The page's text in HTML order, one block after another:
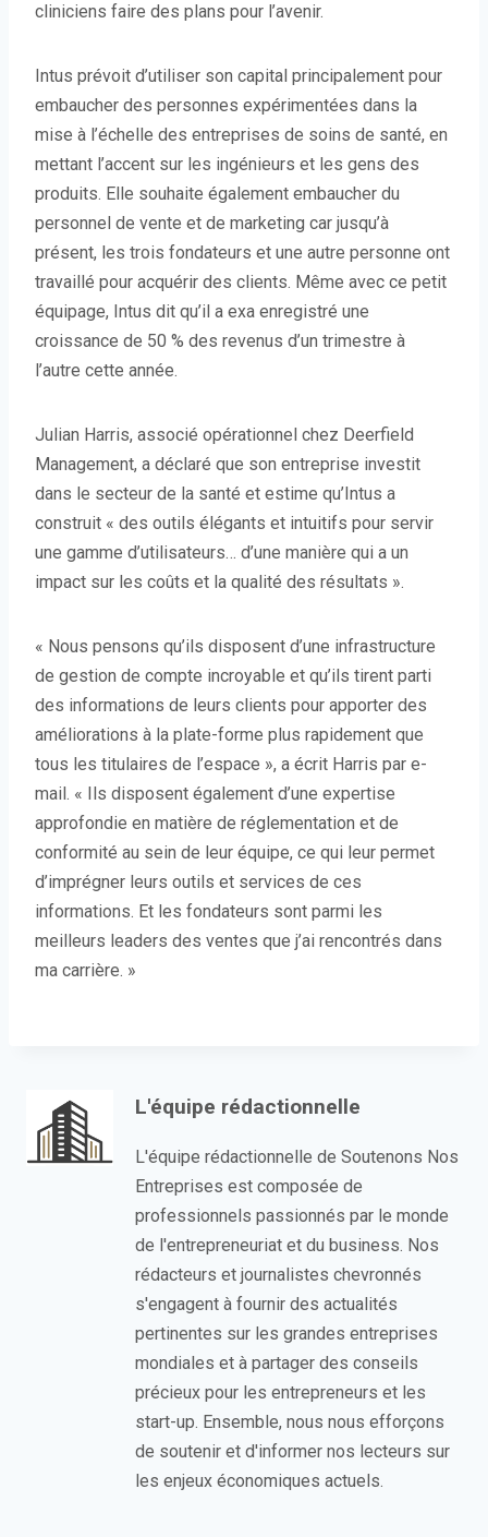
cliniciens faire des plans pour l’avenir.
Intus prévoit d’utiliser son capital principalement pour
embaucher des personnes expérimentées dans la
mise à l’échelle des entreprises de soins de santé, en
mettant l’accent sur les ingénieurs et les gens des
produits. Elle souhaite également embaucher du
personnel de vente et de marketing car jusqu’à
présent, les trois fondateurs et une autre personne ont
travaillé pour acquérir des clients. Même avec ce petit
équipage, Intus dit qu’il a exa enregistré une
croissance de 50 % des revenus d’un trimestre à
l’autre cette année.
Julian Harris, associé opérationnel chez Deerfield
Management, a déclaré que son entreprise investit
dans le secteur de la santé et estime qu’Intus a
construit « des outils élégants et intuitifs pour servir
une gamme d’utilisateurs… d’une manière qui a un
impact sur les coûts et la qualité des résultats ».
« Nous pensons qu’ils disposent d’une infrastructure
de gestion de compte incroyable et qu’ils tirent parti
des informations de leurs clients pour apporter des
améliorations à la plate-forme plus rapidement que
tous les titulaires de l’espace », a écrit Harris par e-
mail. « Ils disposent également d’une expertise
approfondie en matière de réglementation et de
conformité au sein de leur équipe, ce qui leur permet
d’imprégner leurs outils et services de ces
informations. Et les fondateurs sont parmi les
meilleurs leaders des ventes que j’ai rencontrés dans
ma carrière. »
L'équipe rédactionnelle
L'équipe rédactionnelle de Soutenons Nos
Entreprises est composée de
professionnels passionnés par le monde
de l'entrepreneuriat et du business. Nos
rédacteurs et journalistes chevronnés
s'engagent à fournir des actualités
pertinentes sur les grandes entreprises
mondiales et à partager des conseils
précieux pour les entrepreneurs et les
start-up. Ensemble, nous nous efforçons
de soutenir et d'informer nos lecteurs sur
les enjeux économiques actuels.